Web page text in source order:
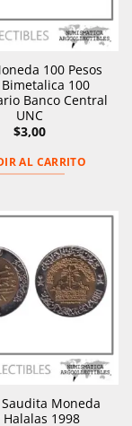
100 Pesos
100
Banco Central
UNC
$3,00
AL CARRITO
Moneda
Halalas 1998